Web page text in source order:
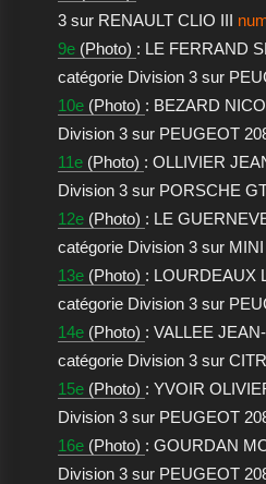
3 sur RENAULT CLIO III
9e(Photo) : LE FERRAND
catégorie Division 3 sur
10e(Photo) : BEZARD
Division 3 sur PEUGEOT
11e(Photo) : OLLIVIER
Division 3 sur PORSCHE
12e(Photo) : LE
catégorie Division 3 sur
13e(Photo) : LOURDEAUX
catégorie Division 3 sur
14e(Photo) : VALLEE
catégorie Division 3 sur
15e(Photo) : YVOIR
Division 3 sur PEUGEOT
16e(Photo) : GOURDAN
Division 3 sur PEUGEOT